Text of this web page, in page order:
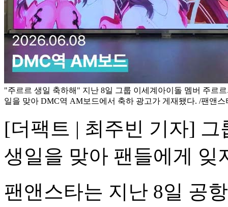
"주르르 생일 축하해" 지난 8일 그룹 이세계아이돌 멤버 주르
일을 맞아 DMC역 AM보드에서 축하 광고가 게재됐다. /팬앤스
[더팩트 | 최주빈 기자]
생일을 맞아 팬들에게 잊
팬앤스타는 지난 8일 공